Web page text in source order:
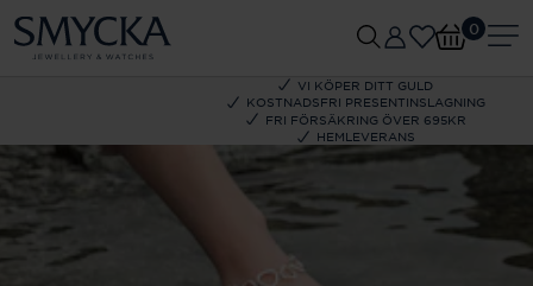
VI KÖPER DITT GULD
KOSTNADSFRI PRESENTINSLAGNING
FRI FÖRSÄKRING ÖVER 695KR
HEMLEVERANS
0